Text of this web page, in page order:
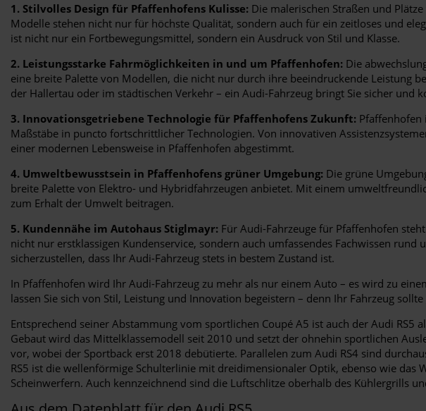
1. Stilvolles Design für Pfaffenhofens Kulisse: Die malerischen Straßen und
Modelle stehen nicht nur für höchste Qualität, sondern auch für ein zeitloses und
ist nicht nur ein Fortbewegungsmittel, sondern ein Ausdruck von Stil und Klasse.
2. Leistungsstarke Fahrmöglichkeiten in und um Pfaffenhofen: Die
eine breite Palette von Modellen, die nicht nur durch ihre beeindruckende Leistung
der Hallertau oder im städtischen Verkehr – ein Audi-Fahrzeug bringt Sie sicher und
3. Innovationsgetriebene Technologie für Pfaffenhofens Zukunft: Pfaffenhofen
Maßstäbe in puncto fortschrittlicher Technologien. Von innovativen
einer modernen Lebensweise in Pfaffenhofen abgestimmt.
4. Umweltbewusstsein in Pfaffenhofens grüner Umgebung: Die grüne
breite Palette von Elektro- und Hybridfahrzeugen anbietet. Mit einem
zum Erhalt der Umwelt beitragen.
5. Kundennähe im Autohaus Stiglmayr: Für Audi-Fahrzeuge für Pfaffenhofen
nicht nur erstklassigen Kundenservice, sondern auch umfassendes Fachwissen
sicherzustellen, dass Ihr Audi-Fahrzeug stets in bestem Zustand ist.
In Pfaffenhofen wird Ihr Audi-Fahrzeug zu mehr als nur einem Auto – es wird zu
lassen Sie sich von Stil, Leistung und Innovation begeistern – denn Ihr Fahrzeug
Entsprechend seiner Abstammung vom sportlichen Coupé A5 ist auch der Audi
Gebaut wird das Mittelklassemodell seit 2010 und setzt der ohnehin sportlichen
vor, wobei der Sportback erst 2018 debütierte. Parallelen zum Audi RS4 sind
RS5 ist die wellenförmige Schulterlinie mit dreidimensionaler Optik, ebenso wie
Scheinwerfern. Auch kennzeichnend sind die Luftschlitze oberhalb des Kühlergrills